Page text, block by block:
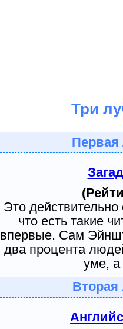
Три
Первая
Это
что есть такие
впервые. Сам
два процента
уме, а
Вторая